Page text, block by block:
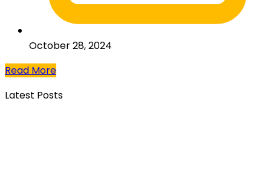
October 28, 2024
Read More
Latest Posts